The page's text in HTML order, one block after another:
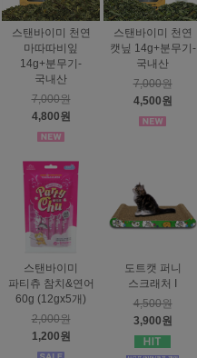
스탠바이미 천연
마따따비잎
14g+분무기-
국내산
7,000원
4,800원
스탠바이미 천연
캣닢 14g+분무기-
국내산
7,000원
4,500원
스탠바이미
파티츄 참치&연어
60g (12gx5개)
2,000원
1,200원
도트캣 퍼니
스크래처 I
4,500원
3,900원